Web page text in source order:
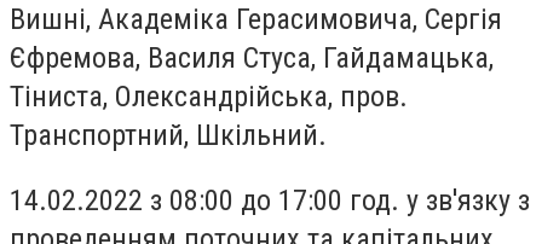
Вишні, Академіка Герасимовича, Сергія
Єфремова, Василя Стуса, Гайдамацька,
Тіниста, Олександрійська, пров.
Транспортний, Шкільний.
14.02.2022 з 08:00 до 17:00 год. у зв'язку з